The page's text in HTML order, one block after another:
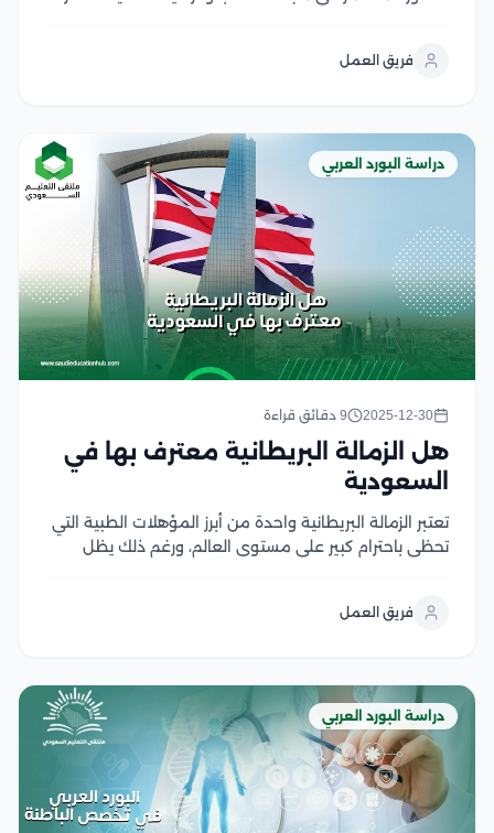
يساعدها على تحسين مستوى الخدمات الصحية، وفقًا
فريق العمل
دراسة البورد العربي
2025-12-30 9 دقائق قراءة
هل الزمالة البريطانية معترف بها في
السعودية
تعتبر الزمالة البريطانية واحدة من أبرز المؤهلات الطبية التي
تحظى باحترام كبير على مستوى العالم، ورغم ذلك يظل
المتخصصين، فبينما تفتح الزمالة البريطانية أبوابًا...
فريق العمل
دراسة البورد العربي